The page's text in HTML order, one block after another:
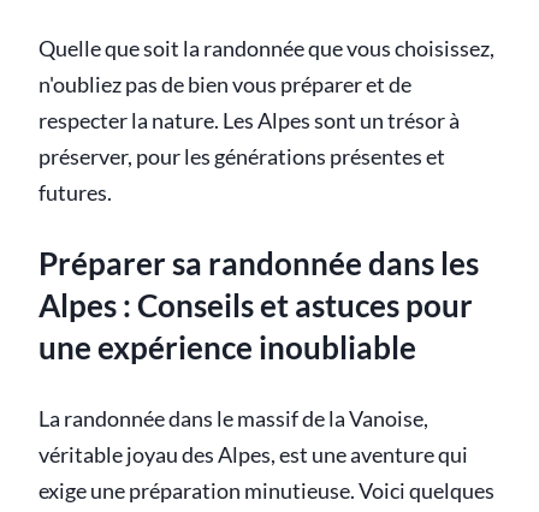
Quelle que soit la randonnée que vous choisissez,
n'oubliez pas de bien vous préparer et de
respecter la nature. Les Alpes sont un trésor à
préserver, pour les générations présentes et
futures.
Préparer sa randonnée dans les
Alpes : Conseils et astuces pour
une expérience inoubliable
La randonnée dans le massif de la Vanoise,
véritable joyau des Alpes, est une aventure qui
exige une préparation minutieuse. Voici quelques